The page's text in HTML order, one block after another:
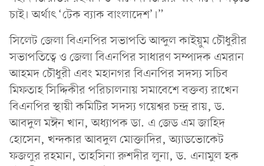
চাই। অর্থাৎ ‘টেক ব্যাক বাংলাদেশ’।”
সিলেট জেলা বিএনপির সভাপতি আব্দুল কাইয়ুম চৌধুরীর
সভাপতিত্বে ও জেলা বিএনপির সাধারণ সম্পাদক এমরান
আহমদ চৌধুরী এবং মহানগর বিএনপির সদস্য সচিব
মিফতাহ সিদ্দিকীর পরিচালনায় সমাবেশে বক্তব্য রাখেন
বিএনপির স্থায়ী কমিটির সদস্য গয়েশ্বর চন্দ্র রায়, ড.
আবদুল মঈন খান, অধ্যাপক ডা. এ জেড এম জাহিদ
হোসেন, খন্দকার আবদুল মোক্তাদির, অ্যাডভোকেট
ফজলুর রহমান, তাহসিনা রুশদীর লুনা, ড. এনামুল হক